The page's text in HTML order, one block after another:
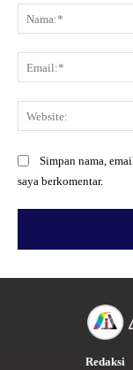
Simpan nama,
saya berkomentar.
Redaksi